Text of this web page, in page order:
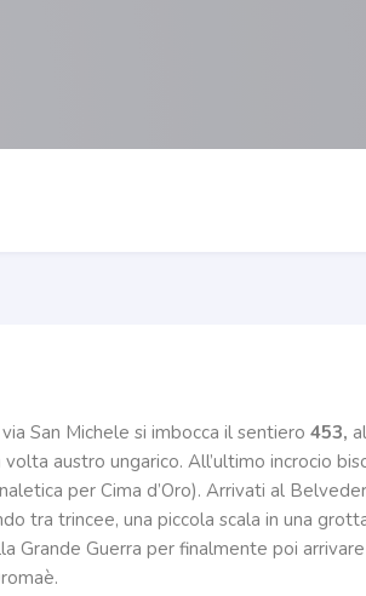
San Michele si imbocca il sentiero 453,
austro ungarico. All’ultimo incrocio
per Cima d’Oro). Arrivati al
tra trincee, una piccola scala in una
Grande Guerra per finalmente poi